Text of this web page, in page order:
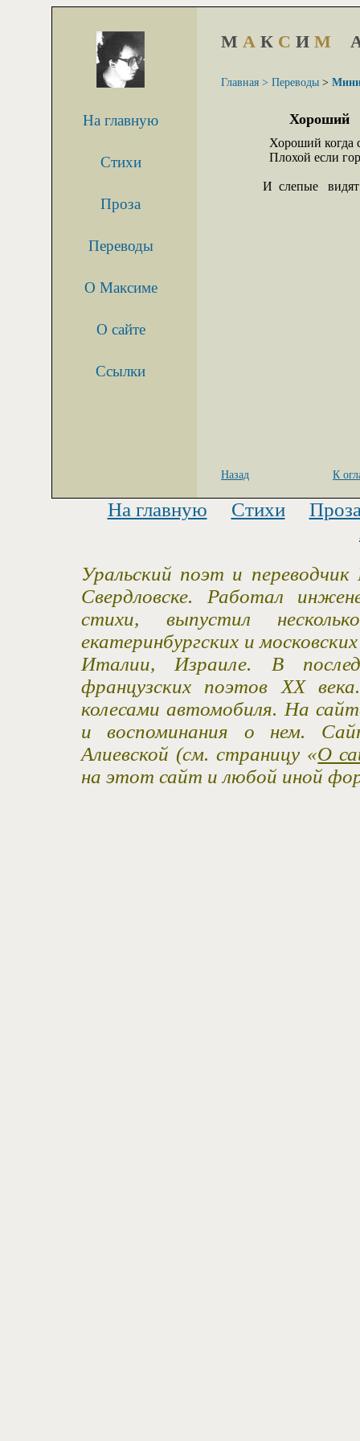
На главную
Стихи
Проза
Переводы
О Максиме
О сайте
Ссылки
М А К С И М
Главная > Переводы >
Хороший
Хороший когда
Плохой если
И  слепые   видят
Назад К
На главную Стихи
Уральский поэт и
Свердловске. Работал
стихи, выпустил
екатеринбургских и
Италии, Израиле. В
французских поэтов XX
колесами автомобиля. На
и воспоминания о нем.
Алиевской (см. страницу «О
на этот сайт и любой иной